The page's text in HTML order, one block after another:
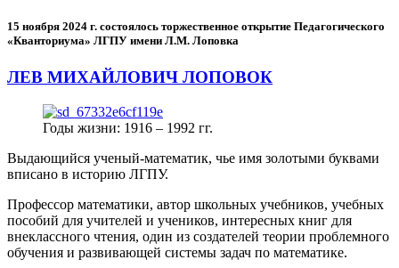
15 ноября 2024 г. состоялось торжественное открытие Педагогического
«Кванториума» ЛГПУ имени Л.М. Лоповка
ЛЕВ МИХАЙЛОВИЧ ЛОПОВОК
Годы жизни: 1916 – 1992 гг.
Выдающийся ученый-математик, чье имя золотыми буквами
вписано в историю ЛГПУ.
Профессор математики, автор школьных учебников, учебных
пособий для учителей и учеников, интересных книг для
внеклассного чтения, один из создателей теории проблемного
обучения и развивающей системы задач по математике.